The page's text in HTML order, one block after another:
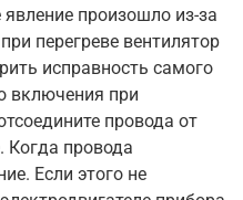
произошло из-за
перегреве вентилятор
исправность самого
включения при
провода от
Когда провода
Если этого не